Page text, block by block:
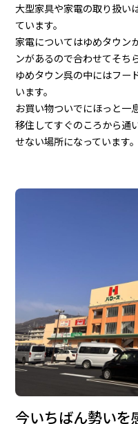
大型家具や家電の取り扱い
ています。
家電についてはゆめタウン
ンがあるので合わせてそち
ゆめタウン呉の中にはフー
います。
お買い物ついでにほっと一
移住してすぐのころから通
せない場所になっています。
今いちばん勢いを